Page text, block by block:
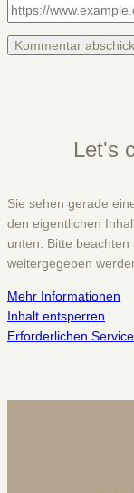
Let's
Sie sehen gerade
den eigentlichen
unten. Bitte
weitergegeben
Mehr Informationen
Inhalt entsperren
Erforderlichen